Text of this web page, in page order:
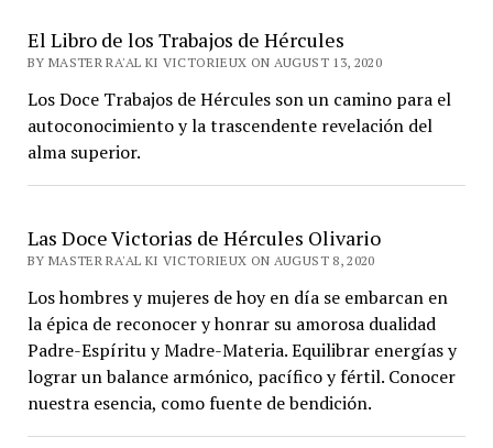
El Libro de los Trabajos de Hércules
BY MASTER RA'AL KI VICTORIEUX ON AUGUST 13, 2020
Los Doce Trabajos de Hércules son un camino para el
autoconocimiento y la trascendente revelación del
alma superior.
Las Doce Victorias de Hércules Olivario
BY MASTER RA'AL KI VICTORIEUX ON AUGUST 8, 2020
Los hombres y mujeres de hoy en día se embarcan en
la épica de reconocer y honrar su amorosa dualidad
Padre-Espíritu y Madre-Materia. Equilibrar energías y
lograr un balance armónico, pacífico y fértil. Conocer
nuestra esencia, como fuente de bendición.